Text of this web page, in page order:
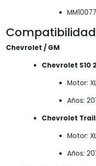
Chevrolet / GM
Chevrolet S10
Motor:
Años:
Chevrolet
Motor:
Años: